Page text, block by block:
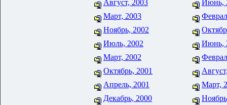
Август, 2003
Июнь,
Март, 2003
Ноябрь, 2002
Июль, 2002
Июнь,
Март, 2002
Октябрь, 2001
Апрель, 2001
Март,
Декабрь, 2000